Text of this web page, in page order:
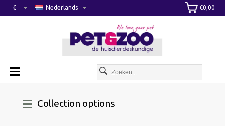
€0,00
Nederlands
€
Collection options